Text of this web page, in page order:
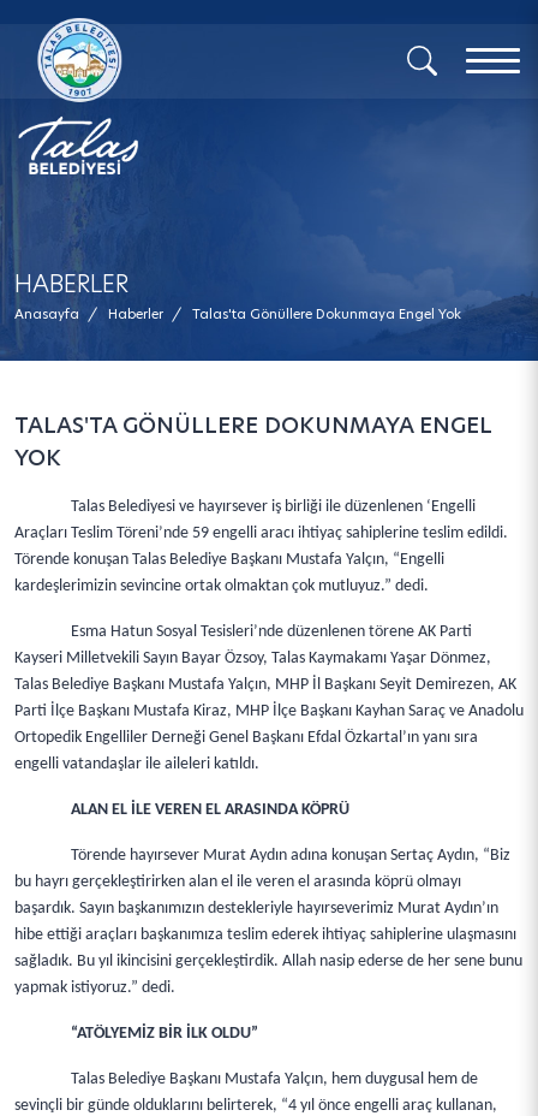
x
HABERLER
Anasayfa / Haberler / Talas'ta Gönüllere Dokunmaya Engel Yok
TALAS'TA GÖNÜLLERE DOKUNMAYA ENGEL
YOK
Talas Belediyesi ve hayırsever iş birliği ile düzenlenen ‘Engelli
Araçları Teslim Töreni’nde 59 engelli aracı ihtiyaç sahiplerine teslim edildi.
Törende konuşan Talas Belediye Başkanı Mustafa Yalçın, “Engelli
kardeşlerimizin sevincine ortak olmaktan çok mutluyuz.” dedi.
Esma Hatun Sosyal Tesisleri’nde düzenlenen törene AK Parti
Kayseri Milletvekili Sayın Bayar Özsoy, Talas Kaymakamı Yaşar Dönmez,
Talas Belediye Başkanı Mustafa Yalçın, MHP İl Başkanı Seyit Demirezen, AK
Parti İlçe Başkanı Mustafa Kiraz, MHP İlçe Başkanı Kayhan Saraç ve Anadolu
Ortopedik Engelliler Derneği Genel Başkanı Efdal Özkartal’ın yanı sıra
engelli vatandaşlar ile aileleri katıldı.
ALAN EL İLE VEREN EL ARASINDA KÖPRÜ
Törende hayırsever Murat Aydın adına konuşan Sertaç Aydın, “Biz
bu hayrı gerçekleştirirken alan el ile veren el arasında köprü olmayı
başardık. Sayın başkanımızın destekleriyle hayırseverimiz Murat Aydın’ın
hibe ettiği araçları başkanımıza teslim ederek ihtiyaç sahiplerine ulaşmasını
sağladık. Bu yıl ikincisini gerçekleştirdik. Allah nasip ederse de her sene bunu
yapmak istiyoruz.” dedi.
“ATÖLYEMİZ BİR İLK OLDU”
Talas Belediye Başkanı Mustafa Yalçın, hem duygusal hem de
sevinçli bir günde olduklarını belirterek, “4 yıl önce engelli araç kullanan,